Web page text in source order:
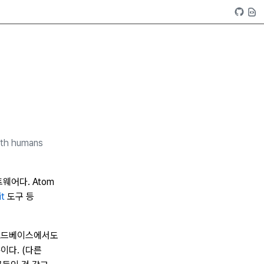
humans
웨어다. Atom
도구 등
베이스에서도
다. (다른